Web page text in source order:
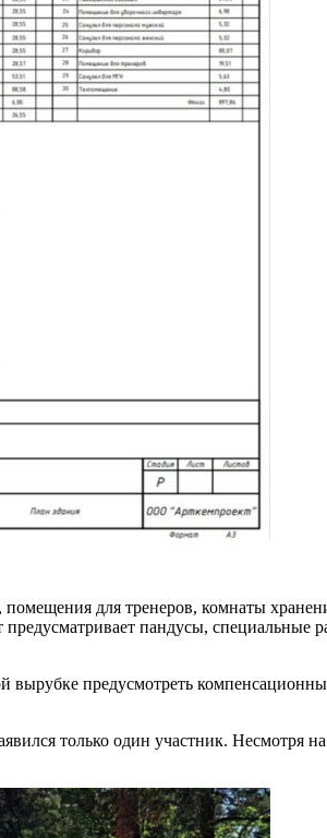
для тренеров, комнаты
пандусы, специальные
предусмотреть
только один участник. Несмотря